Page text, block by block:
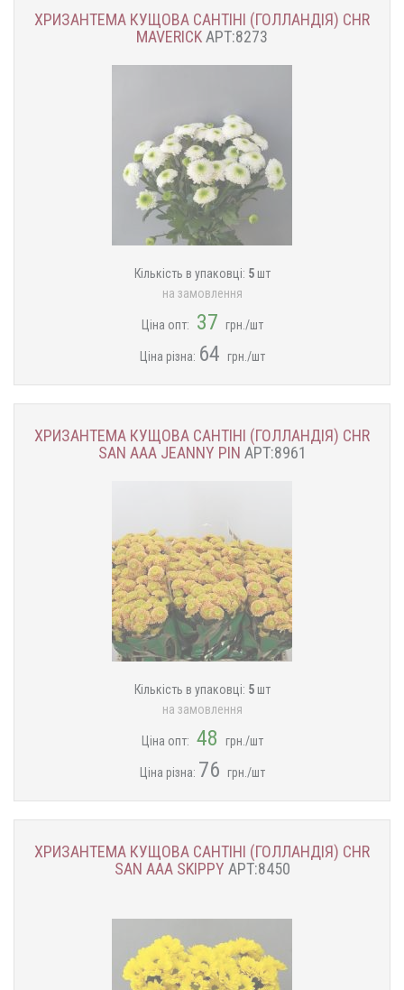
ХРИЗАНТЕМА КУЩОВА САНТІНІ (ГОЛЛАНДІЯ) CHR
MAVERICKАРТ:8273
Кількість в упаковці: 5шт
на замовлення
Ціна опт: 37 грн./шт
Ціна різна: 64 грн./шт
ХРИЗАНТЕМА КУЩОВА САНТІНІ (ГОЛЛАНДІЯ) CHR
SAN AAA JEANNY PIN АРТ:8961
Кількість в упаковці: 5шт
на замовлення
Ціна опт: 48 грн./шт
Ціна різна: 76 грн./шт
ХРИЗАНТЕМА КУЩОВА САНТІНІ (ГОЛЛАНДІЯ) CHR
SAN AAA SKIPPY АРТ:8450